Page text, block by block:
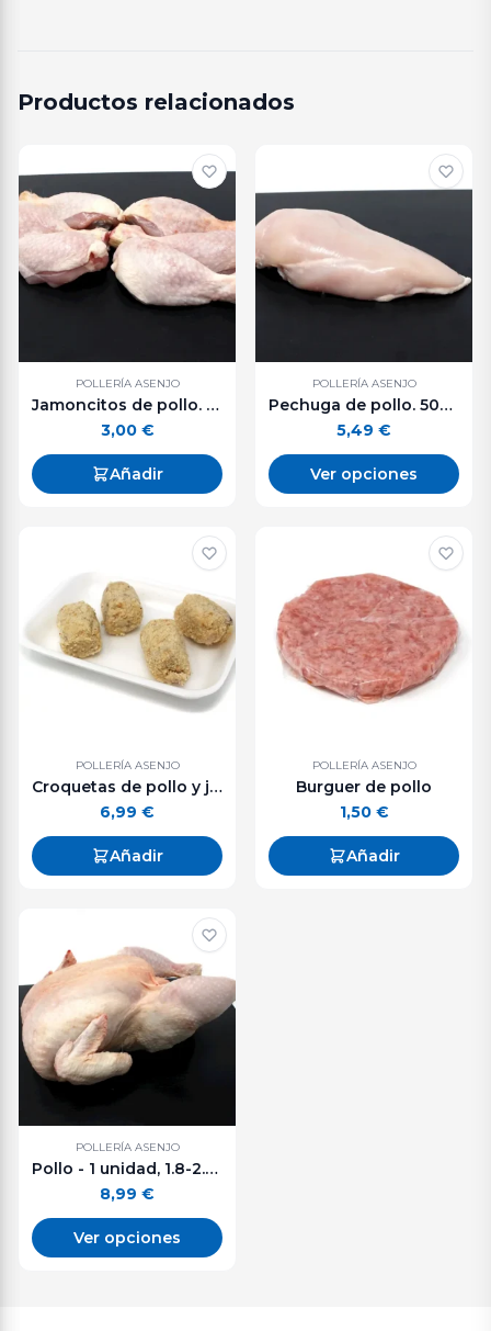
Productos relacionados
POLLERÍA ASENJO
Jamoncitos de pollo. 500 g. aprox.
3,00 €
Añadir
POLLERÍA ASENJO
Pechuga de pollo. 500 g. aprox.
5,49 €
Ver opciones
POLLERÍA ASENJO
Croquetas de pollo y jamón (500 g. aprox.)
6,99 €
Añadir
POLLERÍA ASENJO
Burguer de pollo
1,50 €
Añadir
POLLERÍA ASENJO
Pollo - 1 unidad, 1.8-2.0 kg aprox.
8,99 €
Ver opciones